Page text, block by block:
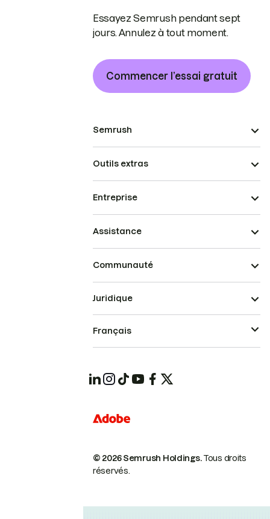
Essayez Semrush pendant sept
jours. Annulez à tout moment.
Commencer l’essai gratuit
Semrush
Outils extras
Entreprise
Assistance
Communauté
© 2026 Semrush Holdings.Tous droits
réservés.
Juridique
Français